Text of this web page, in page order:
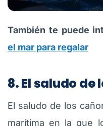
También te puede
el mar para regalar
8. El saludo de
El saludo de los
marítima en la que